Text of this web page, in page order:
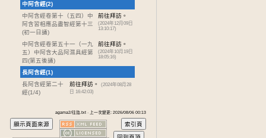
中阿含經(2)
中阿含經卷第十 （五四）中
阿含習相應品盡智經第十三
(初一日誦)
前往拜訪。
(2024年12月09日
13:10:17)
中阿含經卷第五十一 （一九
五）中阿含大品阿濕具經第
四(第五後誦)
前往拜訪。
(2024年10月19日
18:05:16)
長阿含經(1)
長阿含經第二十
經(1/4)
前往拜訪。
(2024年08月28
日 16:42:03)
agama2/往詣.txt · 上一次變更: 2026/08/06 00:13